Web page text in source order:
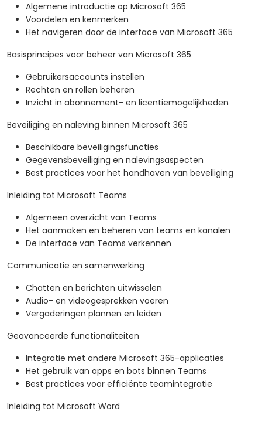
Algemene introductie op Microsoft 365
Voordelen en kenmerken
Het navigeren door de interface van Microsoft 365
Basisprincipes voor beheer van Microsoft 365
Gebruikersaccounts instellen
Rechten en rollen beheren
Inzicht in abonnement- en licentiemogelijkheden
Beveiliging en naleving binnen Microsoft 365
Beschikbare beveiligingsfuncties
Gegevensbeveiliging en nalevingsaspecten
Best practices voor het handhaven van beveiliging
Inleiding tot Microsoft Teams
Algemeen overzicht van Teams
Het aanmaken en beheren van teams en kanalen
De interface van Teams verkennen
Communicatie en samenwerking
Chatten en berichten uitwisselen
Audio- en videogesprekken voeren
Vergaderingen plannen en leiden
Geavanceerde functionaliteiten
Integratie met andere Microsoft 365-applicaties
Het gebruik van apps en bots binnen Teams
Best practices voor efficiënte teamintegratie
Inleiding tot Microsoft Word